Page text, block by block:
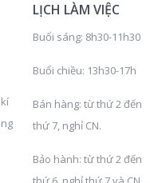
LỊCH LÀM VIỆC
Buổi sáng: 8h30-11h30
Buổi chiều: 13h30-17h
Bán hàng: từ thứ 2 đến
thứ 7, nghỉ CN.
Bảo hành: từ thứ 2 đến